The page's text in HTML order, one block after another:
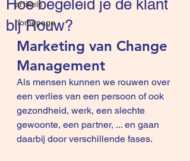
artikels
homepage
Hoe begeleid je de klant
bij Rouw?
Marketing van Change
Management
Als mensen kunnen we rouwen over
een verlies van een persoon of ook
gezondheid, werk, een slechte
gewoonte, een partner, ... en gaan
daarbij door verschillende fases.